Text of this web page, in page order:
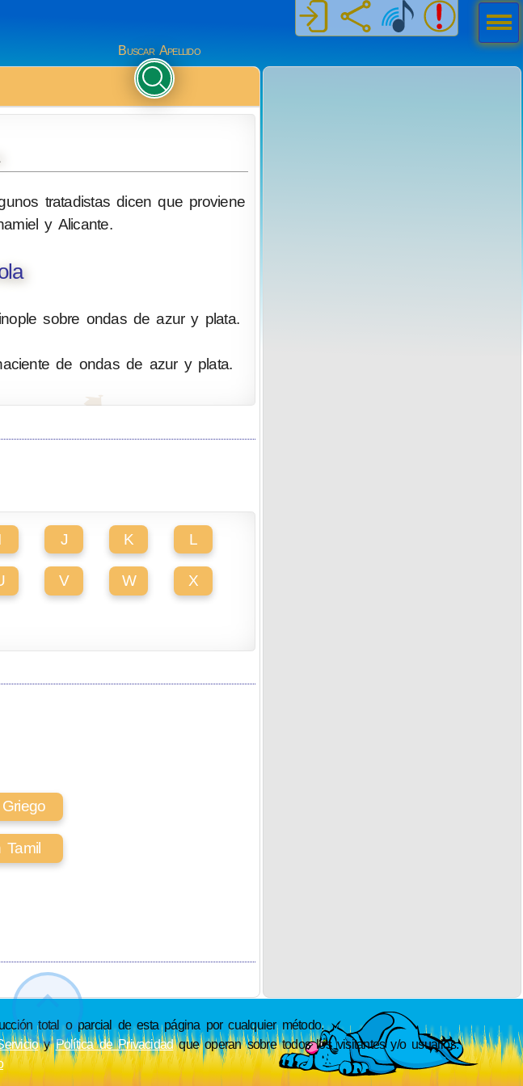
Buscar Apellido
tratadistas dicen que proviene
y Alicante.
sobre ondas de azur y plata.
de ondas de azur y plata.
J K L
V W X
Men
ú
total o parcial de esta página por cualquier método.
yPolítica de Privacidadque operan sobre todos los visitantes y/o usuarios.